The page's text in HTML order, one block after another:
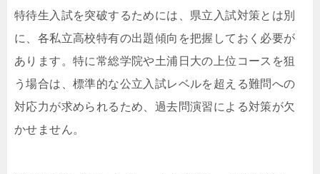
特待生入試を突破するためには、県立入試対策とは別
に、各私立高校特有の出題傾向を把握しておく必要が
あります。特に常総学院や土浦日大の上位コースを狙
う場合は、標準的な公立入試レベルを超える難問への
対応力が求められるため、過去問演習による対策が欠
かせません。